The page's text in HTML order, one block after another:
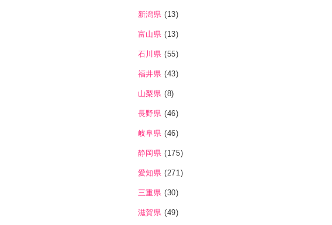
新潟県 (13)
富山県 (13)
石川県 (55)
福井県 (43)
山梨県 (8)
長野県 (46)
岐阜県 (46)
静岡県 (175)
愛知県 (271)
三重県 (30)
滋賀県 (49)